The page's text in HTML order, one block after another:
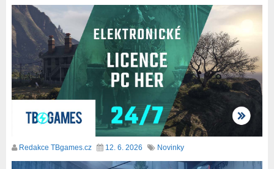
Redakce TBgames.cz 12. 6. 2026 Novinky